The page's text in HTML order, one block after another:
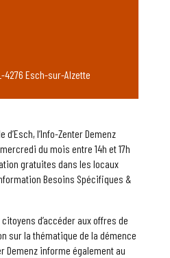
l’Info-Zenter Demenz
du mois entre 14h et 17h
gratuites dans les locaux
Besoins Spécifiques &
d’accéder aux offres de
sur la thématique de la démence
Demenz informe également au
4276 Esch-sur-Alzette